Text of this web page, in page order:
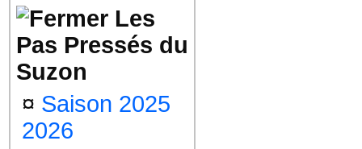
Les
Pas Pressés du
Suzon
¤ Saison 2025
2026